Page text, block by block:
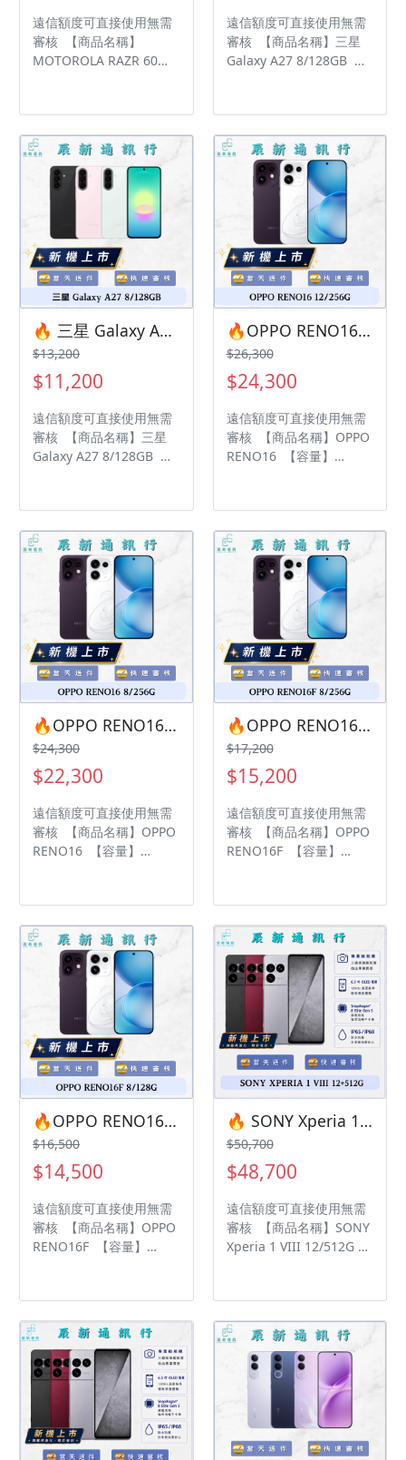
家 GOOGLE 評價5顆星
遠信額度可直接使用無需
審核 【商品名稱】
MOTOROLA RAZR 60
意事項 ‼️ • 有任何問題都
歡迎洽群官方LINE：
@kjg6280d • 七日鑑賞期
內，如商品有問題，請盡
速向我們告知並且協助處
理 • 全新品為原廠保固一
年，中古機店家保固15天
• 店家擁有隨時修改、變
更、暫停活動之權利 下單
前請先私訊和加LINE來幫
您安排快速審核及回報審
核進度 LINE
ID:@kjg6280d 大呼小叫
辰通訊行 雲林縣虎尾鎮林
森路二段200號 電話:05-
家 GOOGLE 評價5顆星
遠信額度可直接使用無需
審核 【商品名稱】三星
Galaxy A27 8/128GB
題都歡迎洽群官方LINE：
@kjg6280d • 七日鑑賞期
內，如商品有問題，請盡
速向我們告知並且協助處
理 • 全新品為原廠保固一
年，中古機店家保固15天
• 店家擁有隨時修改、變
更、暫停活動之權利 下單
前請先私訊和加LINE來幫
您安排快速審核及回報審
核進度 LINE
ID:@kjg6280d 大呼小叫
辰通訊行 雲林縣虎尾鎮林
森路二段200號 電話:05-
6339809 在地經營12年店
🔥 三星 Galaxy A27 8/128GB 有額度快速過件 🎯 想換新機？現在就是最佳時機！現貨當天審件當天過件即可以馬上寄出
$13,200
$11,200
遠信額度可直接使用無需
審核 【商品名稱】三星
Galaxy A27 8/128GB
題都歡迎洽群官方LINE：
@kjg6280d • 七日鑑賞期
內，如商品有問題，請盡
速向我們告知並且協助處
理 • 全新品為原廠保固一
年，中古機店家保固15天
• 店家擁有隨時修改、變
更、暫停活動之權利 下單
前請先私訊和加LINE來幫
您安排快速審核及回報審
核進度 LINE
ID:@kjg6280d 大呼小叫
辰通訊行 雲林縣虎尾鎮林
森路二段200號 電話:05-
6339809 在地經營12年店
🔥OPPO RENO16 12/256G 有額度快速過件 🎯 想換新機？現在就是最佳時機！現貨當天審件當天過件即可以馬上寄出
$26,300
$24,300
遠信額度可直接使用無需
審核 【商品名稱】OPPO
RENO16 【容量】
迎洽群官方LINE：
@kjg6280d • 七日鑑賞期
內，如商品有問題，請盡
速向我們告知並且協助處
理 • 全新品為原廠保固一
年，中古機店家保固15天
• 店家擁有隨時修改、變
更、暫停活動之權利 下單
前請先私訊和加LINE來幫
您安排快速審核及回報審
核進度 LINE
ID:@kjg6280d 大呼小叫
辰通訊行 雲林縣虎尾鎮林
森路二段200號 電話:05-
6339809 在地經營12年店
🔥OPPO RENO16 8/256G 有額度快速過件 🎯 想換新機？現在就是最佳時機！現貨當天審件當天過件即可以馬上寄出
$24,300
$22,300
遠信額度可直接使用無需
審核 【商品名稱】OPPO
RENO16 【容量】
迎洽群官方LINE：
@kjg6280d • 七日鑑賞期
內，如商品有問題，請盡
速向我們告知並且協助處
理 • 全新品為原廠保固一
年，中古機店家保固15天
• 店家擁有隨時修改、變
更、暫停活動之權利 下單
前請先私訊和加LINE來幫
您安排快速審核及回報審
核進度 LINE
ID:@kjg6280d 大呼小叫
辰通訊行 雲林縣虎尾鎮林
森路二段200號 電話:05-
6339809 在地經營12年店
🔥OPPO RENO16F 8/256G 有額度快速過件 🎯 想換新機？現在就是最佳時機！現貨當天審件當天過件即可以馬上寄出
$17,200
$15,200
遠信額度可直接使用無需
審核 【商品名稱】OPPO
RENO16F 【容量】
迎洽群官方LINE：
@kjg6280d • 七日鑑賞期
內，如商品有問題，請盡
速向我們告知並且協助處
理 • 全新品為原廠保固一
年，中古機店家保固15天
• 店家擁有隨時修改、變
更、暫停活動之權利 下單
前請先私訊和加LINE來幫
您安排快速審核及回報審
核進度 LINE
ID:@kjg6280d 大呼小叫
辰通訊行 雲林縣虎尾鎮林
森路二段200號 電話:05-
6339809 在地經營12年店
🔥OPPO RENO16F 8/128G 有額度快速過件 🎯 想換新機？現在就是最佳時機！現貨當天審件當天過件即可以馬上寄出
$16,500
$14,500
遠信額度可直接使用無需
審核 【商品名稱】OPPO
RENO16F 【容量】
迎洽群官方LINE：
@kjg6280d • 七日鑑賞期
內，如商品有問題，請盡
速向我們告知並且協助處
理 • 全新品為原廠保固一
年，中古機店家保固15天
• 店家擁有隨時修改、變
更、暫停活動之權利 下單
前請先私訊和加LINE來幫
🔥 SONY Xperia 1 VIII 12/512G 有額度快速過件 🎯 想換新機？現在就是最佳時機！現貨當天審件當天過件即可以馬上寄出
$50,700
$48,700
遠信額度可直接使用無需
審核 【商品名稱】SONY
Xperia 1 VIII 12/512G
問題都歡迎洽群官方
LINE：@kjg6280d • 七日
鑑賞期內，如商品有問
題，請盡速向我們告知並
且協助處理 • 全新品為原
廠保固一年，中古機店家
保固15天 • 店家擁有隨時
修改、變更、暫停活動之
權利 下單前請先私訊和加